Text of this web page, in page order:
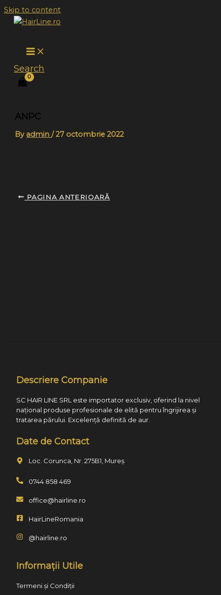
Skip to content
Search
ANPC
By admin/27 octombrie 2022
PAGINA ANTERIOARĂ
Descriere Companie
SC HAIR LINE SRL este importator exclusiv, oferind la nivel
național produse profesionale de elită pentru îngrijirea și
tratarea părului. Excelență definită de aur.
Date de Contact
Loc. Corunca, Nr. 275B1, Mureș
0744 858 469
office@hairline.ro
HairLineRomania
@hairline.ro
Informații Utile
Termeni și Condiții